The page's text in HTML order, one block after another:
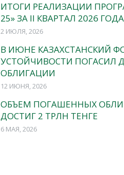
ИТОГИ РЕАЛИЗАЦИИ
25» ЗА II КВАРТАЛ 2026 ГОДА
2 ИЮЛЯ, 2026
В ИЮНЕ КАЗАХСТАНСКИЙ
УСТОЙЧИВОСТИ ПОГАСИЛ
ОБЛИГАЦИИ
12 ИЮНЯ, 2026
ОБЪЕМ ПОГАШЕННЫХ
ДОСТИГ 2 ТРЛН ТЕНГЕ
6 МАЯ, 2026